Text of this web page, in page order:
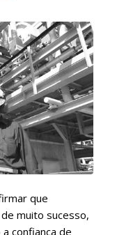
que
muito sucesso,
confiança de